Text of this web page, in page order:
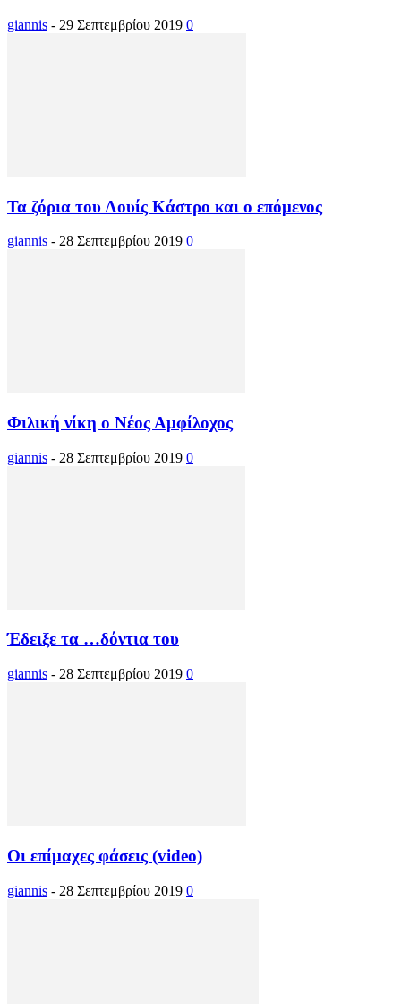
giannis - 29 Σεπτεμβρίου 2019 0
Τα ζόρια του Λουίς Κάστρο και ο επόμενος
giannis - 28 Σεπτεμβρίου 2019 0
Φιλική νίκη ο Νέος Αμφίλοχος
giannis - 28 Σεπτεμβρίου 2019 0
Έδειξε τα …δόντια του
giannis - 28 Σεπτεμβρίου 2019 0
Οι επίμαχες φάσεις (video)
giannis - 28 Σεπτεμβρίου 2019 0